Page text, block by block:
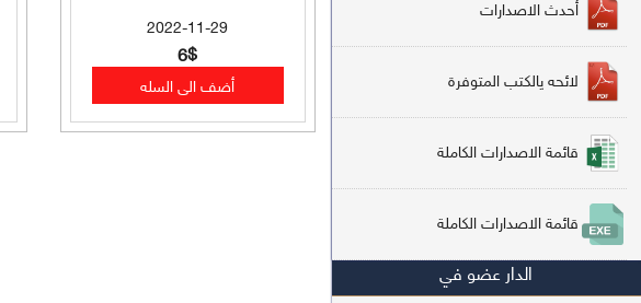
فقه شافعي (132)
فقه حنفي (113)
فقه مالكي (112)
تفسير قرآن (106)
علم كلام (96)
أخلاق وتصوف (91)
أحدث الاصدارات
لائحه يالكتب المتوفرة
قائمة الاصدارات الكاملة
قائمة الاصدارات الكاملة
الدار عضو في
2022-11-29
6$